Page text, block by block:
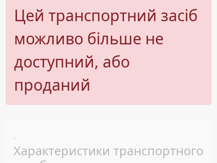
Цей транспортний засіб
можливо більше не
доступний, або
проданий
-
Характеристики транспортного